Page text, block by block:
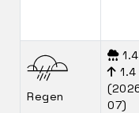
Regen
1.4
1.4
07)